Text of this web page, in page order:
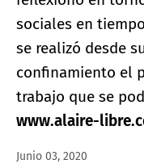
sociales en
se realizó desde
confinamiento el
trabajo que se
www.alaire-
Junio 03, 2020